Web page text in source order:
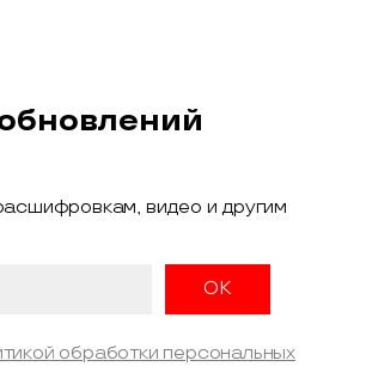
видео и другим
обработки персональных